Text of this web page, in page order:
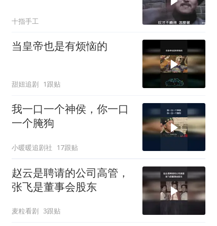
十指手工
当皇帝也是有烦恼的
甜妞追剧 1跟贴
我一口一个神侯，你一口
一个腌狗
小暖暖追剧社 17跟贴
赵云是聘请的公司高管，
张飞是董事会股东
麦粒看剧 3跟贴